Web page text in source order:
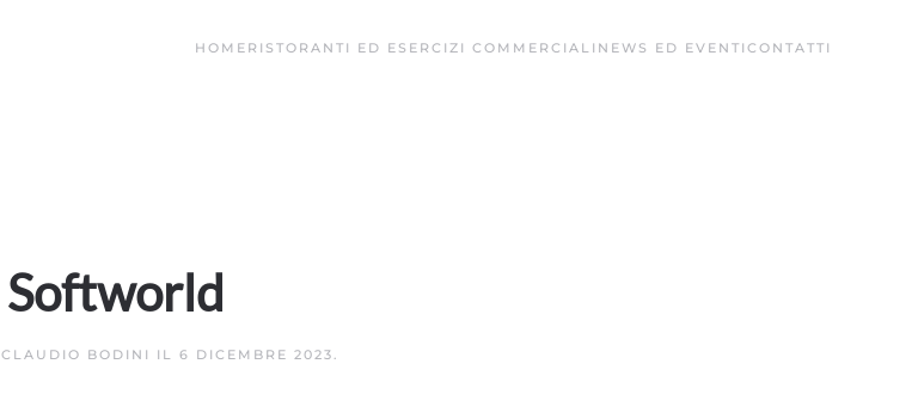
HOME RISTORANTI ED ESERCIZI COMMERCIALI NEWS ED EVENTI CONTATTI
Softworld
CLAUDIO BODINI IL 6 DICEMBRE 2023.